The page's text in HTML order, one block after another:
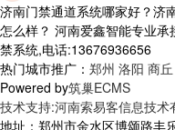
济南门禁通道系统哪家好？济
怎么样？ 河南爱鑫智能专业
禁系统,电话:13676936656
热门城市推广： 郑州 洛阳 商丘
Powered by筑巢ECMS
技术支持:河南索易客信息技术
地址：郑州市金水区博颂路丰